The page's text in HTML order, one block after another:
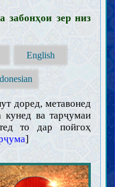
забонҳои зер низ
English
доред, метавонед
ва тарҷумаи
то дар пойгоҳ
]